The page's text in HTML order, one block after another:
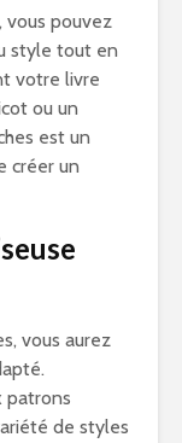
vous pouvez
style tout en
votre livre
ou un
est un
créer un
vous aurez
patrons
de styles